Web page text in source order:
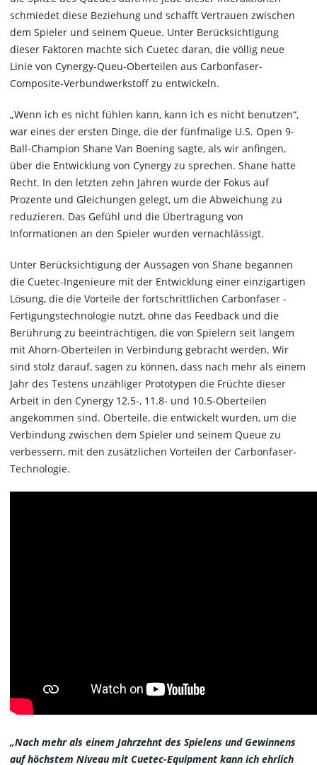
schmiedet diese Beziehung und schafft Vertrauen zwischen
dem Spieler und seinem Queue. Unter Berücksichtigung
dieser Faktoren machte sich Cuetec daran, die völlig neue
Linie von Cynergy-Queu-Oberteilen aus Carbonfaser-
Composite-Verbundwerkstoff zu entwickeln.
„Wenn ich es nicht fühlen kann, kann ich es nicht benutzen“,
war eines der ersten Dinge, die der fünfmalige U.S. Open 9-
Ball-Champion Shane Van Boening sagte, als wir anfingen,
über die Entwicklung von Cynergy zu sprechen. Shane hatte
Recht. In den letzten zehn Jahren wurde der Fokus auf
Prozente und Gleichungen gelegt, um die Abweichung zu
reduzieren. Das Gefühl und die Übertragung von
Informationen an den Spieler wurden vernachlässigt.
Unter Berücksichtigung der Aussagen von Shane begannen
die Cuetec-Ingenieure mit der Entwicklung einer einzigartigen
Lösung, die die Vorteile der fortschrittlichen Carbonfaser -
Fertigungstechnologie nutzt, ohne das Feedback und die
Berührung zu beeinträchtigen, die von Spielern seit langem
mit Ahorn-Oberteilen in Verbindung gebracht werden. Wir
sind stolz darauf, sagen zu können, dass nach mehr als einem
Jahr des Testens unzähliger Prototypen die Früchte dieser
Arbeit in den Cynergy 12.5-, 11.8- und 10.5-Oberteilen
angekommen sind. Oberteile, die entwickelt wurden, um die
Verbindung zwischen dem Spieler und seinem Queue zu
verbessern, mit den zusätzlichen Vorteilen der Carbonfaser-
Technologie.
„Nach mehr als einem Jahrzehnt des Spielens und Gewinnens
auf höchstem Niveau mit Cuetec-Equipment kann ich ehrlich